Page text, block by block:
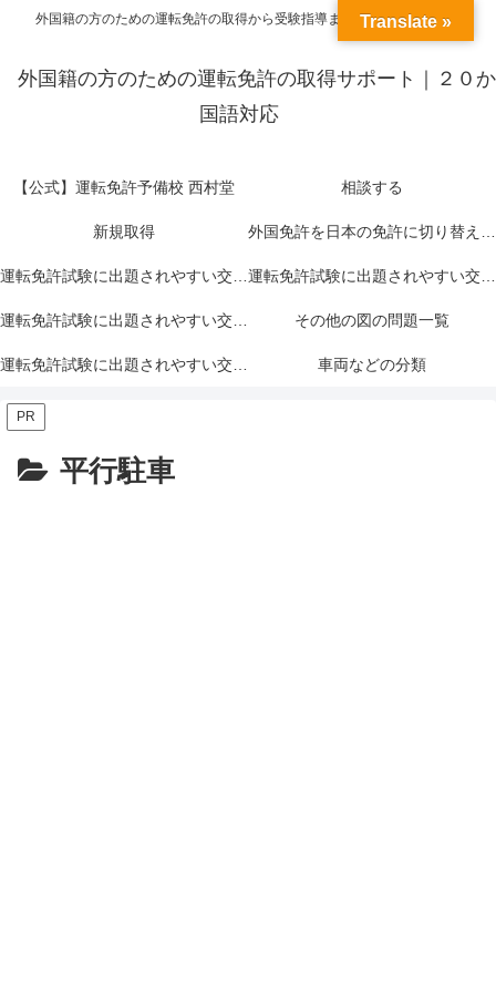
外国籍の方のための運転免許の取得から受験指導までトータルサポート
外国籍の方のための運転免許の取得サポート｜２０か
国語対応
【公式】運転免許予備校 西村堂 相談する
新規取得 外国免許を日本の免許に切り替える＝外免切替
運転免許試験に出題されやすい交通標識一覧｜赤色 運転免許試験に出題されやすい交通標識一覧｜青色
運転免許試験に出題されやすい交通標識一覧｜黄色 その他の図の問題一覧
運転免許試験に出題されやすい交通標示一覧 車両などの分類
PR
平行駐車
Translate »